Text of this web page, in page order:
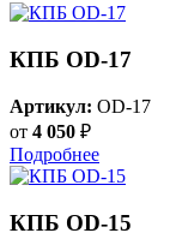
КПБ OD-17
Артикул: OD-17
от 4 050 ₽
Подробнее
КПБ OD-15